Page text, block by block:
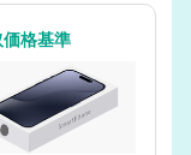
格基準